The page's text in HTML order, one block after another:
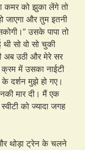
कमर को झुका लेंगे तो
जाएगा और तुम इतनी
उसके पापा तो
सो वो सो चुकी
अब उठी और मेरे सर
में उसका नाईटी
दर्शन मुझे हो गए।
मार दी। मैं एक
को ज्यादा जगह
थोड़ा ट्रेन के चलने